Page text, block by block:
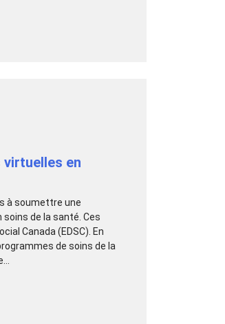
en
à soumettre une
de la santé. Ces
Canada (EDSC). En
de soins de la